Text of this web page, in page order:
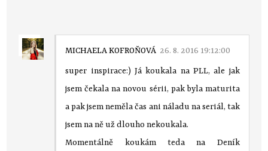
MICHAELA KOFROŇOVÁ 26. 8. 2016 19:12:00
super inspirace:) Já koukala na PLL, ale jak
jsem čekala na novou sérii, pak byla maturita
a pak jsem neměla čas ani náladu na seriál, tak
jsem na ně už dlouho nekoukala.
Momentálně koukám teda na Deník